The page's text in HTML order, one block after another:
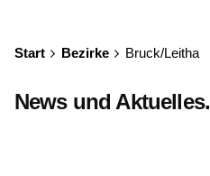
Start Bezirke Bruck/Leitha
News und Aktuelles.